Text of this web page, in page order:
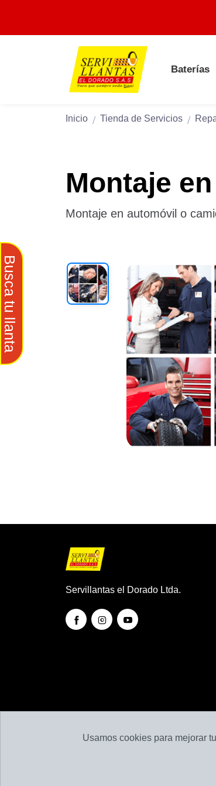
Baterías
Inicio Tienda de Servicios
Montaje
Montaje en automóvil o
Busca tu llanta
Usamos cookies para mejorar
Servillantas el Dorado Ltda.